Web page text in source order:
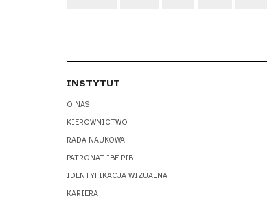
INSTYTUT
O NAS
KIEROWNICTWO
RADA NAUKOWA
PATRONAT IBE PIB
IDENTYFIKACJA WIZUALNA
KARIERA